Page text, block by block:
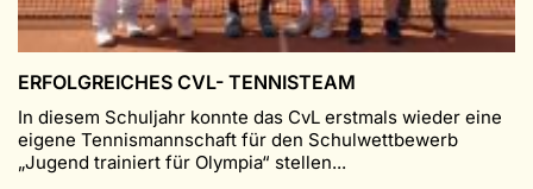
ERFOLGREICHES CVL- TENNISTEAM
In diesem Schuljahr konnte das CvL erstmals wieder eine
eigene Tennismannschaft für den Schulwettbewerb
„Jugend trainiert für Olympia“ stellen...